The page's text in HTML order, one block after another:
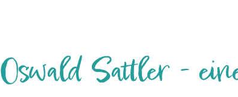
Oswald Sattler -